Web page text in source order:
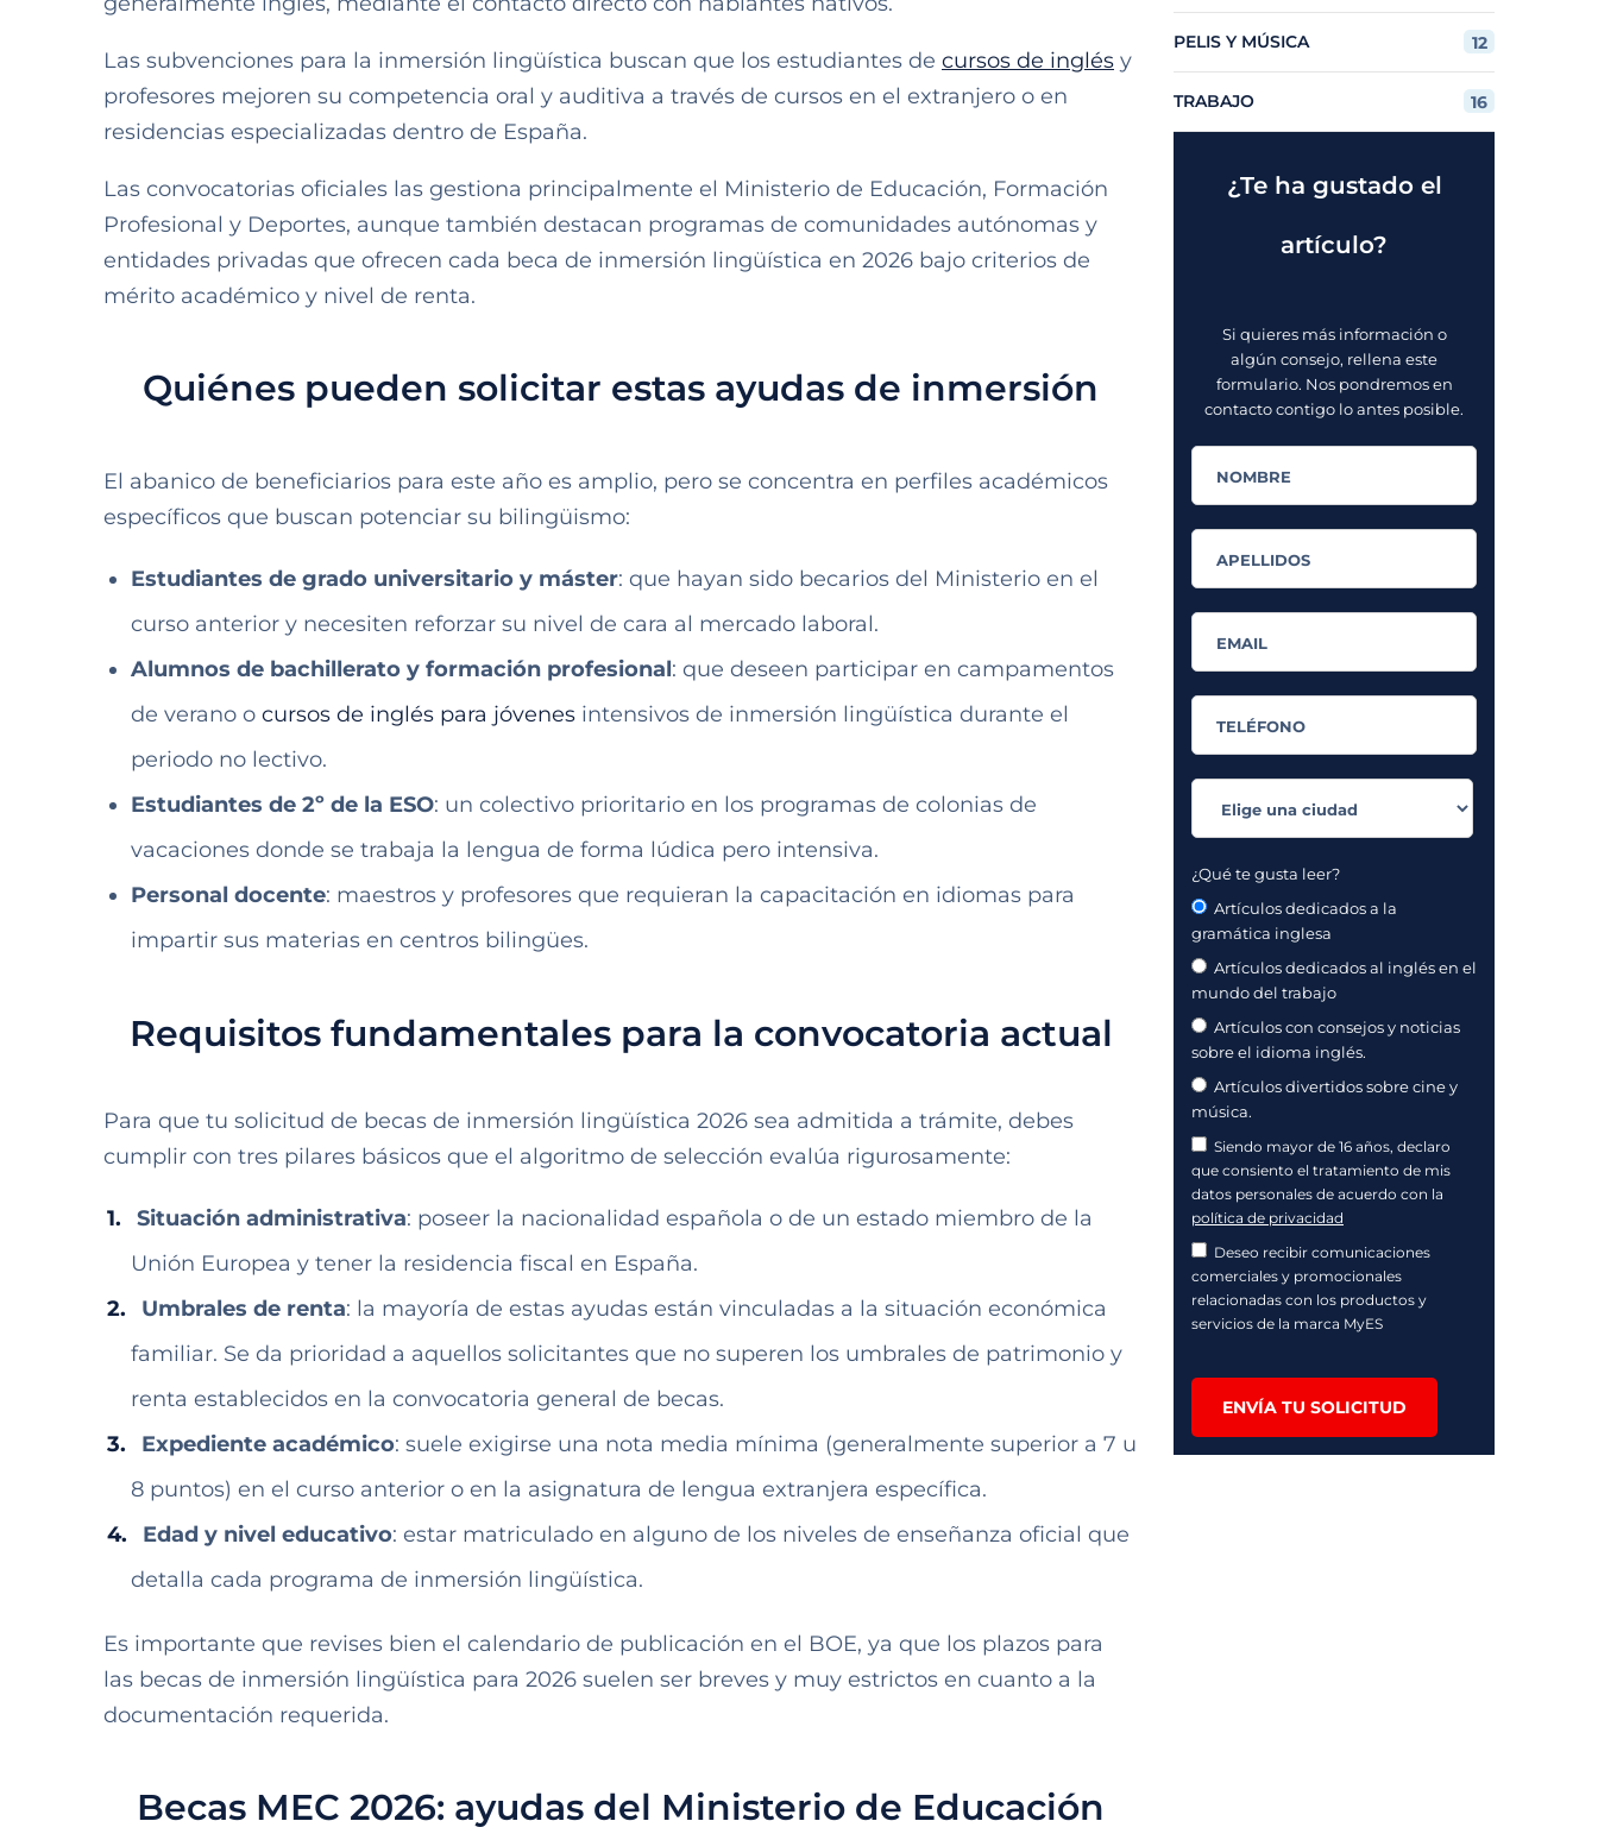
Las subvenciones para la inmersión lingüística buscan que los estudiantes de cursos de inglés y
profesores mejoren su competencia oral y auditiva a través de cursos en el extranjero o en
residencias especializadas dentro de España.
Las convocatorias oficiales las gestiona principalmente el Ministerio de Educación, Formación
Profesional y Deportes, aunque también destacan programas de comunidades autónomas y
entidades privadas que ofrecen cada beca de inmersión lingüística en 2026 bajo criterios de
mérito académico y nivel de renta.
Quiénes pueden solicitar estas ayudas de inmersión
El abanico de beneficiarios para este año es amplio, pero se concentra en perfiles académicos
específicos que buscan potenciar su bilingüismo:
Estudiantes de grado universitario y máster: que hayan sido becarios del Ministerio en el
curso anterior y necesiten reforzar su nivel de cara al mercado laboral.
Alumnos de bachillerato y formación profesional: que deseen participar en campamentos
de verano ocursos de inglés para jóvenes intensivos de inmersión lingüística durante el
periodo no lectivo.
Estudiantes de 2º de la ESO: un colectivo prioritario en los programas de colonias de
vacaciones donde se trabaja la lengua de forma lúdica pero intensiva.
Personal docente: maestros y profesores que requieran la capacitación en idiomas para
impartir sus materias en centros bilingües.
Requisitos fundamentales para la convocatoria actual
Para que tu solicitud de becas de inmersión lingüística 2026 sea admitida a trámite, debes
cumplir con tres pilares básicos que el algoritmo de selección evalúa rigurosamente:
Situación administrativa: poseer la nacionalidad española o de un estado miembro de la
Unión Europea y tener la residencia fiscal en España.
Umbrales de renta: la mayoría de estas ayudas están vinculadas a la situación económica
familiar. Se da prioridad a aquellos solicitantes que no superen los umbrales de patrimonio y
renta establecidos en la convocatoria general de becas.
Expediente académico: suele exigirse una nota media mínima (generalmente superior a 7 u
8 puntos) en el curso anterior o en la asignatura de lengua extranjera específica.
Edad y nivel educativo: estar matriculado en alguno de los niveles de enseñanza oficial que
detalla cada programa de inmersión lingüística.
Es importante que revises bien el calendario de publicación en el BOE, ya que los plazos para
las becas de inmersión lingüística para 2026 suelen ser breves y muy estrictos en cuanto a la
documentación requerida.
Becas MEC 2026: ayudas del Ministerio de Educación
PELIS Y MÚSICA 12
TRABAJO 16
¿Te ha gustado el
artículo?
Si quieres más información o
algún consejo, rellena este
formulario. Nos pondremos en
contacto contigo lo antes posible.
¿Qué te gusta leer?
Artículos dedicados a la
gramática inglesa
Artículos dedicados al inglés en el
mundo del trabajo
Artículos con consejos y noticias
sobre el idioma inglés.
Artículos divertidos sobre cine y
música.
Siendo mayor de 16 años, declaro
que consiento el tratamiento de mis
datos personales de acuerdo con la
política de privacidad
Deseo recibir comunicaciones
comerciales y promocionales
relacionadas con los productos y
servicios de la marca MyES
ENVÍA TU SOLICITUD